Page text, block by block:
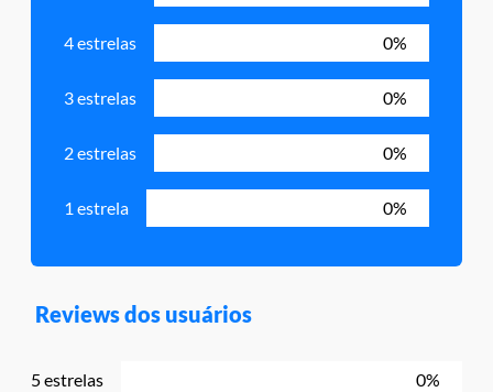
4 estrelas 0%
3 estrelas 0%
2 estrelas 0%
1 estrela 0%
Reviews dos usuários
5 estrelas 0%